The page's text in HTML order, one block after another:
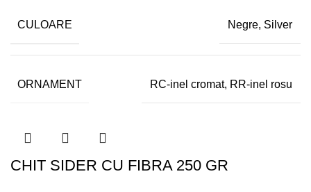
CULOARE Negre, Silver
ORNAMENT RC-inel cromat, RR-inel rosu
CHIT SIDER CU FIBRA 250 GR